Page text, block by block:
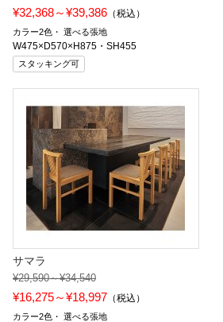
¥32,368～¥39,386（税込）
カラー2色 選べる張地
W475×D570×H875・SH455
スタッキング可
サマラ
¥29,590～¥34,540
¥16,275～¥18,997 （税込）
カラー2色 選べる張地